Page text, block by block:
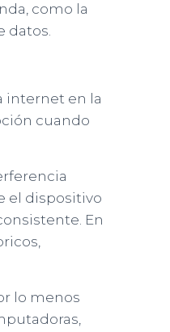
como la
datos.
internet en la
cuando
el dispositivo
En
lo menos